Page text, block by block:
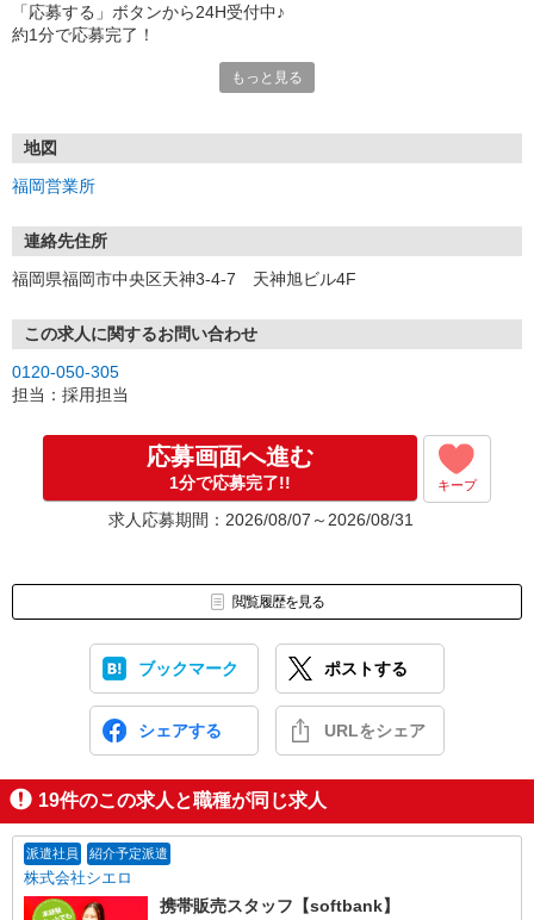
「応募する」ボタンから24H受付中♪
約1分で応募完了！
①応募から3営業日を目安に、メールorお電話でご連絡します。
★スマホでWEB面接（LINEなど）・出張面接・事務所面接と選べま
す
③面接実施（履歴書不要）
※ご希望があれば、職場見学の調整もOKです！
お気軽にご応募ください♪
もっと見る
地図
福岡営業所
連絡先住所
福岡県福岡市中央区天神3-4-7 天神旭ビル4F
この求人に関するお問い合わせ
0120-050-305
担当：採用担当
応募画面へ進む
1分で応募完了!! キープ
求人応募期間：2026/08/07～2026/08/31
閲覧履歴を見る
ブックマーク ポストする
シェアする URLをシェア
19件のこの求人と職種が同じ求人
派遣社員 紹介予定派遣
株式会社シエロ
携帯販売スタッフ【softbank】